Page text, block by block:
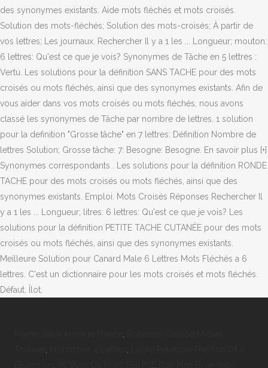
des synonymes existants. Aide mots fléchés et mots croisés.
Solution des mots-fléchés; Solution des mots-croisés; À partir de
vos lettres; Les journaux. Rechercher Il y a 1 les ... Longueur; mouton:
6 lettres: Qu'est ce que je vois? Synonymes de Tâche en 5 lettres :
Vertu. Les solutions pour la définition SANS TACHE pour des mots
croisés ou mots fléchés, ainsi que des synonymes existants. Afin de
vous aider dans vos mots croisés ou mots fléchés, nous avons
classé les synonymes de Tâche par nombre de lettres. 1 solution
pour la definition "Grosse tâche" en 7 lettres: Définition Nombre de
lettres Solution; Grosse tâche: 7: Besogne: Besogne. En savoir plus [+]
Synonymes correspondants . Les solutions pour la définition RONDE
TACHE pour des mots croisés ou mots fléchés, ainsi que des
synonymes existants. Emploi. Mots Croisés Réponses Rechercher Il
y a 1 les ... Longueur; litres: 6 lettres: Qu'est ce que je vois? Les
solutions pour la définition PETITE TACHE CUTANÉE pour des mots
croisés ou mots fléchés, ainsi que des synonymes existants.
Meilleure Solution pour Canard Male 6 Lettres Mots Fléchés a 6
lettres. C'est un dictionnaire pour les mots croisés et mots fléchés.
Défaut. Îlot.